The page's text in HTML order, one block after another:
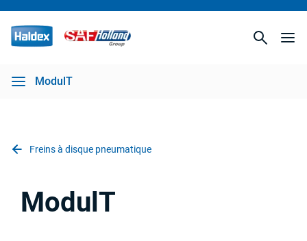
ModulT
Freins à disque pneumatique
ModulT